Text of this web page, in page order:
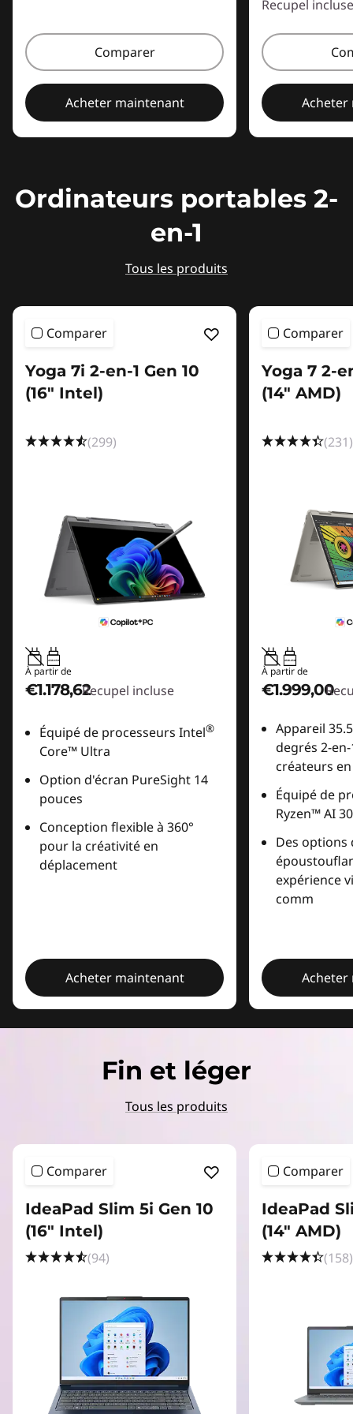
Comparer
Acheter maintenant
Recupel incluse
Acheter
Ordinateurs portables 2-
en-1
Tous les produits
Comparer
Yoga 7i 2-en-1 Gen 10
(16" Intel)
(299)
45W-65W
À partir de
€1.178,62Recupel incluse
Équipé de processeurs Intel®
Core™ Ultra
Option d'écran PureSight 14
pouces
Conception flexible à 360°
pour la créativité en
déplacement
Acheter maintenant
Comparer
Yoga 7 2-
(14" AMD)
(231)
45W-65W
À partir de
€1.999,00
Appareil
degrés 2-
créateurs
Équipé de
Ryzen™ AI
Des options
expérience
comm
Acheter
Fin et léger
Tous les produits
Comparer
IdeaPad Slim 5i Gen 10
(16" Intel)
(94)
Comparer
IdeaPad
(14" AMD)
(158)